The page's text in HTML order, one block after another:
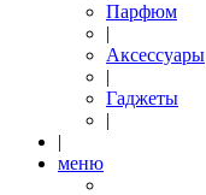
Парфюм
|
Аксессуары
|
Гаджеты
|
|
меню